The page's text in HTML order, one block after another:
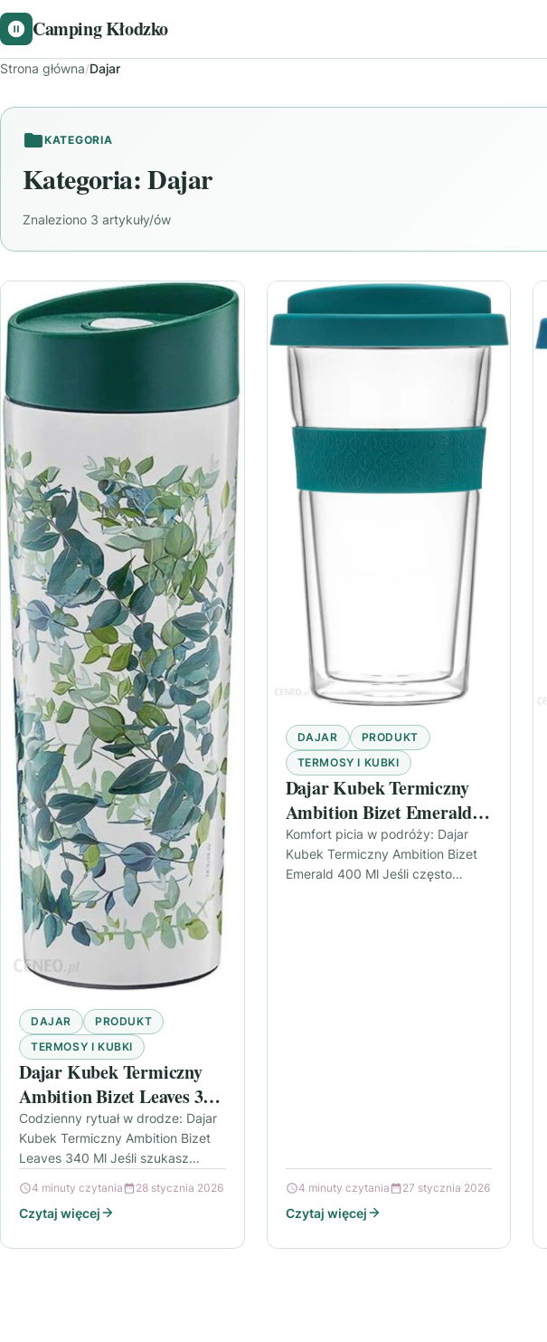
Camping Kłodzko
Strona główna/Dajar
KATEGORIA
Kategoria:Dajar
Znaleziono 3 artykuły/ów
DAJAR
PRODUKT
TERMOSY I KUBKI
Dajar Kubek Termiczny
Ambition Bizet Leaves 340
Ml
Codzienny rytuał w drodze: Dajar
Kubek Termiczny Ambition Bizet
Leaves 340 Ml Jeśli szukasz
pracy, w podróży albo podczas…
4 minuty czytania 28 stycznia 2026
Czytaj więcej
DAJAR
PRODUKT
TERMOSY I KUBKI
Dajar Kubek Termiczny
Ambition Bizet Emerald
400 Ml
Komfort picia w podróży: Dajar
Kubek Termiczny Ambition Bizet
Emerald 400 Ml Jeśli często
4 minuty czytania 27 stycznia 2026
Czytaj więcej